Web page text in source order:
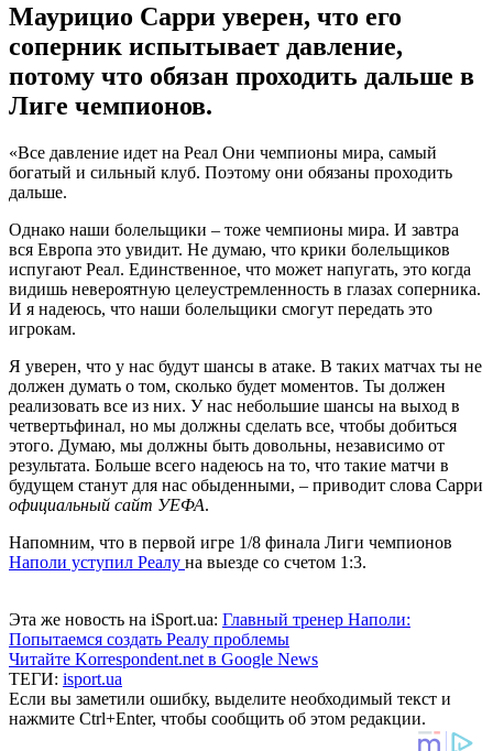
Маурицио Сарри уверен, что его
соперник испытывает давление,
потому что обязан проходить дальше в
Лиге чемпионов.
«Все давление идет на Реал Они чемпионы мира, самый
богатый и сильный клуб. Поэтому они обязаны проходить
дальше.
Однако наши болельщики – тоже чемпионы мира. И завтра
вся Европа это увидит. Не думаю, что крики болельщиков
испугают Реал. Единственное, что может напугать, это когда
видишь невероятную целеустремленность в глазах соперника.
И я надеюсь, что наши болельщики смогут передать это
игрокам.
Я уверен, что у нас будут шансы в атаке. В таких матчах ты не
должен думать о том, сколько будет моментов. Ты должен
реализовать все из них. У нас небольшие шансы на выход в
четвертьфинал, но мы должны сделать все, чтобы добиться
этого. Думаю, мы должны быть довольны, независимо от
результата. Больше всего надеюсь на то, что такие матчи в
будущем станут для нас обыденными, – приводит слова Сарри
официальный сайт УЕФА.
Напомним, что в первой игре 1/8 финала Лиги чемпионов
Наполи уступил Реалу на выезде со счетом 1:3.
Эта же новость на iSport.ua: Главный тренер Наполи:
Попытаемся создать Реалу проблемы
Читайте Korrespondent.net в Google News
ТЕГИ: isport.ua
Если вы заметили ошибку, выделите необходимый текст и
нажмите Ctrl+Enter, чтобы сообщить об этом редакции.